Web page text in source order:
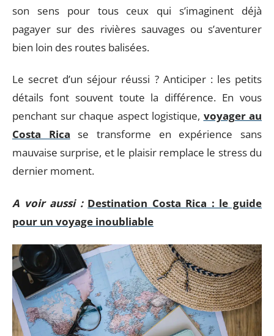
son sens pour tous ceux qui s’imaginent déjà
pagayer sur des rivières sauvages ou s’aventurer
bien loin des routes balisées.
Le secret d’un séjour réussi ? Anticiper : les petits
détails font souvent toute la différence. En vous
penchant sur chaque aspect logistique, voyager au
Costa Rica se transforme en expérience sans
mauvaise surprise, et le plaisir remplace le stress du
dernier moment.
A voir aussi : Destination Costa Rica : le guide
pour un voyage inoubliable